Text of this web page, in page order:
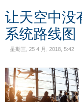
让天空中没
系统路线图
星期三, 25 4 月, 2018, 5:42